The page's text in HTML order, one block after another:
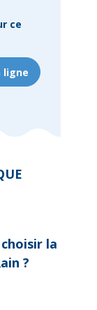
ce
ligne
la
?